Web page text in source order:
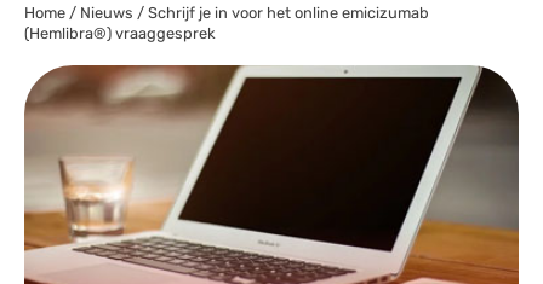
Home / Nieuws / Schrijf je in voor het online emicizumab
(Hemlibra®) vraaggesprek